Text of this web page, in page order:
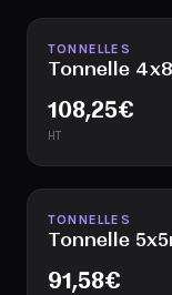
Disponible
TONNELLES
Tonnelle
108,25€
HT
Disponible
TONNELLES
Tonnelle
91,58€